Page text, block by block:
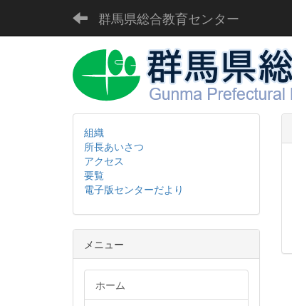
群馬県総合教育センター
組織
所長あいさつ
アクセス
要覧
電子版センターだより
メニュー
ホーム